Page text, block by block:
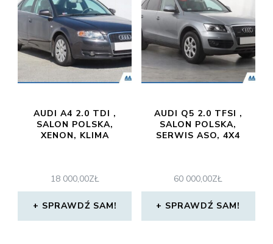
AUDI A4 2.0 TDI ,
SALON POLSKA,
XENON, KLIMA
18 000,00ZŁ
SPRAWDŹ SAM!
AUDI Q5 2.0 TFSI ,
SALON POLSKA,
SERWIS ASO, 4X4
60 000,00ZŁ
SPRAWDŹ SAM!